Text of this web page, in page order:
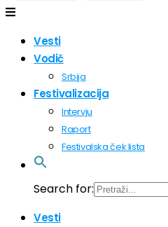
Vesti
Vodič
Srbija
Festivalizacija
Intervju
Raport
Festivalska ček lista
Search for:
Vesti